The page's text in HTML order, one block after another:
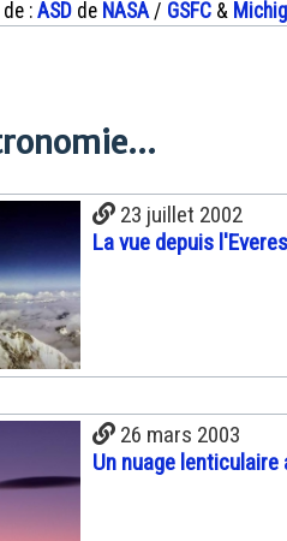
:ASD de NASA / GSFC &
23 juillet 2002
La vue depuis
26 mars 2003
Un nuage